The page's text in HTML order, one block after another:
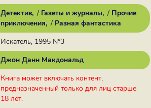
Детектив / Газеты и журналы / Прочие
приключения / Разная фантастика
Искатель, 1995 №3
Джон Данн Макдональд
Книга может включать контент,
предназначенный только для лиц старше
18 лет.